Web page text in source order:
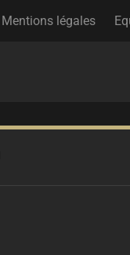
Mentions légales